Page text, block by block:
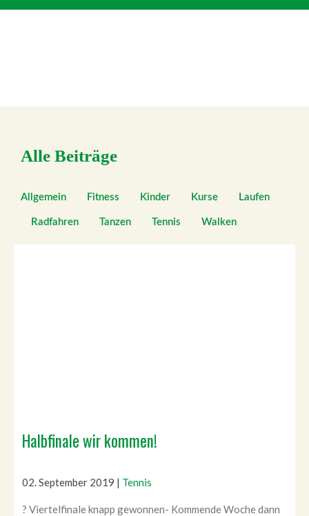
Alle Beiträge
Allgemein Fitness Kinder Kurse Laufen
Radfahren Tanzen Tennis Walken
Halbfinale wir kommen!
02. September 2019 | Tennis
? Viertelfinale knapp gewonnen- Kommende Woche dann